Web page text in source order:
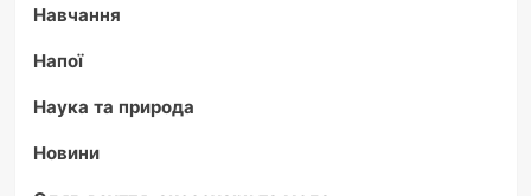
Навчання
Напої
Наука та природа
Новини